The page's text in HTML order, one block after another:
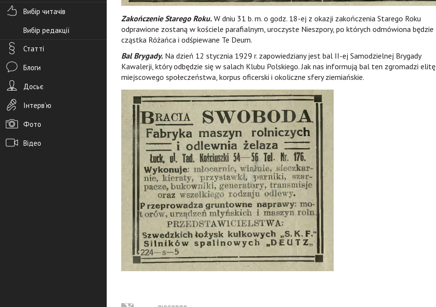
Вибір читачів
Вибір редакції
Статті
Блоги
Досьє
Інтерв’ю
Фото
Відео
Zakończenie Starego Roku. W dniu 31 b. m. o godz. 18-ej z okazji zakończenia Starego Roku
odprawione zostaną w kościele parafialnym, uroczyste Nieszpory, po których odmówiona będzie
cząstka Różańca i odśpiewane Te Deum.
Bal Brygady. Na dzień 12 stycznia 1929 r. zapowiedziany jest bal II-ej Samodzielnej Brygady
Kawalerji, który odbędzie się w salach Klubu Polskiego. Jak nas informują bal ten zgromadzi elitę
miejscowego społeczeństwa, korpus oficerski i okoliczne sfery ziemiańskie.